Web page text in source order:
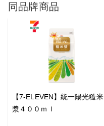
同品牌商品
【7-ELEVEN】統一陽光糙米
漿４００ｍｌ